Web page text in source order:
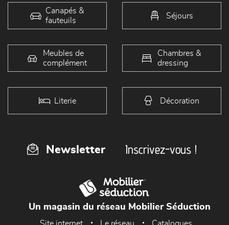
Canapés &
fauteuils
Séjours
Meubles de
complément
Chambres &
dressing
Literie Décoration
Newsletter Inscrivez-vous !
Un magasin du réseau Mobilier Séduction